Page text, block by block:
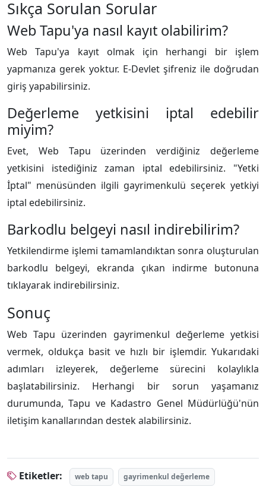
Sıkça Sorulan Sorular
Web Tapu'ya nasıl kayıt olabilirim?
Web Tapu'ya kayıt olmak için herhangi bir işlem
yapmanıza gerek yoktur. E-Devlet şifreniz ile doğrudan
giriş yapabilirsiniz.
Değerleme yetkisini iptal edebilir
miyim?
Evet, Web Tapu üzerinden verdiğiniz değerleme
yetkisini istediğiniz zaman iptal edebilirsiniz. "Yetki
İptal" menüsünden ilgili gayrimenkulü seçerek yetkiyi
iptal edebilirsiniz.
Barkodlu belgeyi nasıl indirebilirim?
Yetkilendirme işlemi tamamlandıktan sonra oluşturulan
barkodlu belgeyi, ekranda çıkan indirme butonuna
tıklayarak indirebilirsiniz.
Sonuç
Web Tapu üzerinden gayrimenkul değerleme yetkisi
vermek, oldukça basit ve hızlı bir işlemdir. Yukarıdaki
adımları izleyerek, değerleme sürecini kolaylıkla
başlatabilirsiniz. Herhangi bir sorun yaşamanız
durumunda, Tapu ve Kadastro Genel Müdürlüğü'nün
iletişim kanallarından destek alabilirsiniz.
Etiketler: web tapu
gayrimenkul değerleme